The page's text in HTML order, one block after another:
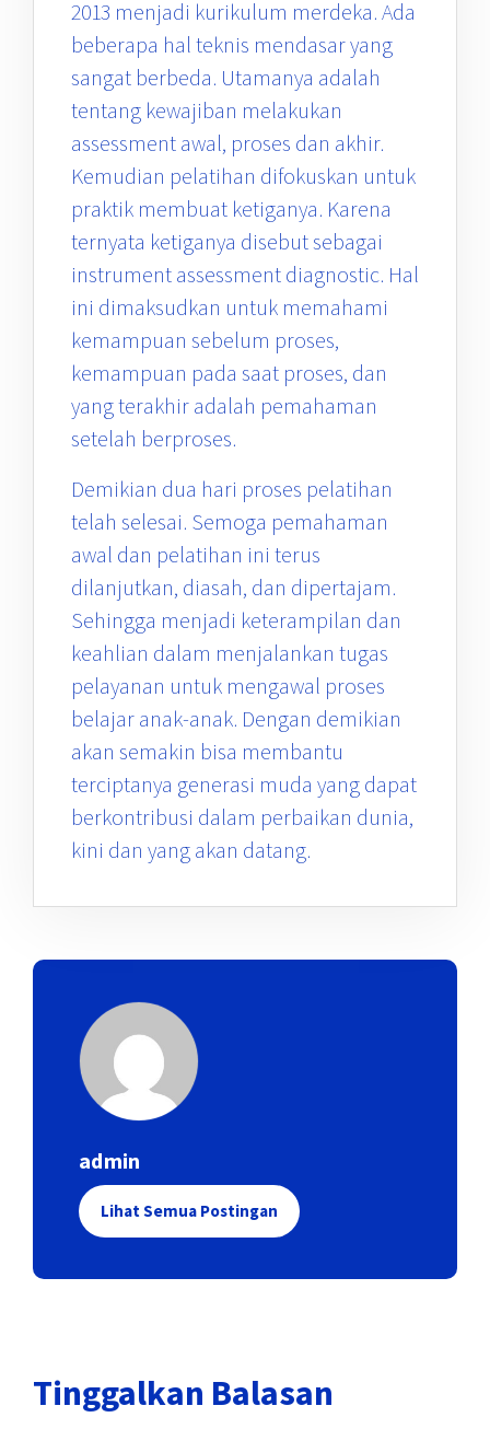
2013 menjadi kurikulum merdeka. Ada
beberapa hal teknis mendasar yang
sangat berbeda. Utamanya adalah
tentang kewajiban melakukan
assessment awal, proses dan akhir.
Kemudian pelatihan difokuskan untuk
praktik membuat ketiganya. Karena
ternyata ketiganya disebut sebagai
instrument assessment diagnostic. Hal
ini dimaksudkan untuk memahami
kemampuan sebelum proses,
kemampuan pada saat proses, dan
yang terakhir adalah pemahaman
setelah berproses.
Demikian dua hari proses pelatihan
telah selesai. Semoga pemahaman
awal dan pelatihan ini terus
dilanjutkan, diasah, dan dipertajam.
Sehingga menjadi keterampilan dan
keahlian dalam menjalankan tugas
pelayanan untuk mengawal proses
belajar anak-anak. Dengan demikian
akan semakin bisa membantu
terciptanya generasi muda yang dapat
berkontribusi dalam perbaikan dunia,
kini dan yang akan datang.
admin
Lihat Semua Postingan
Tinggalkan Balasan